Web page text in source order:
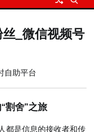
_微信视频号
自助平台
割舍”之旅
都是信息的接收者和传